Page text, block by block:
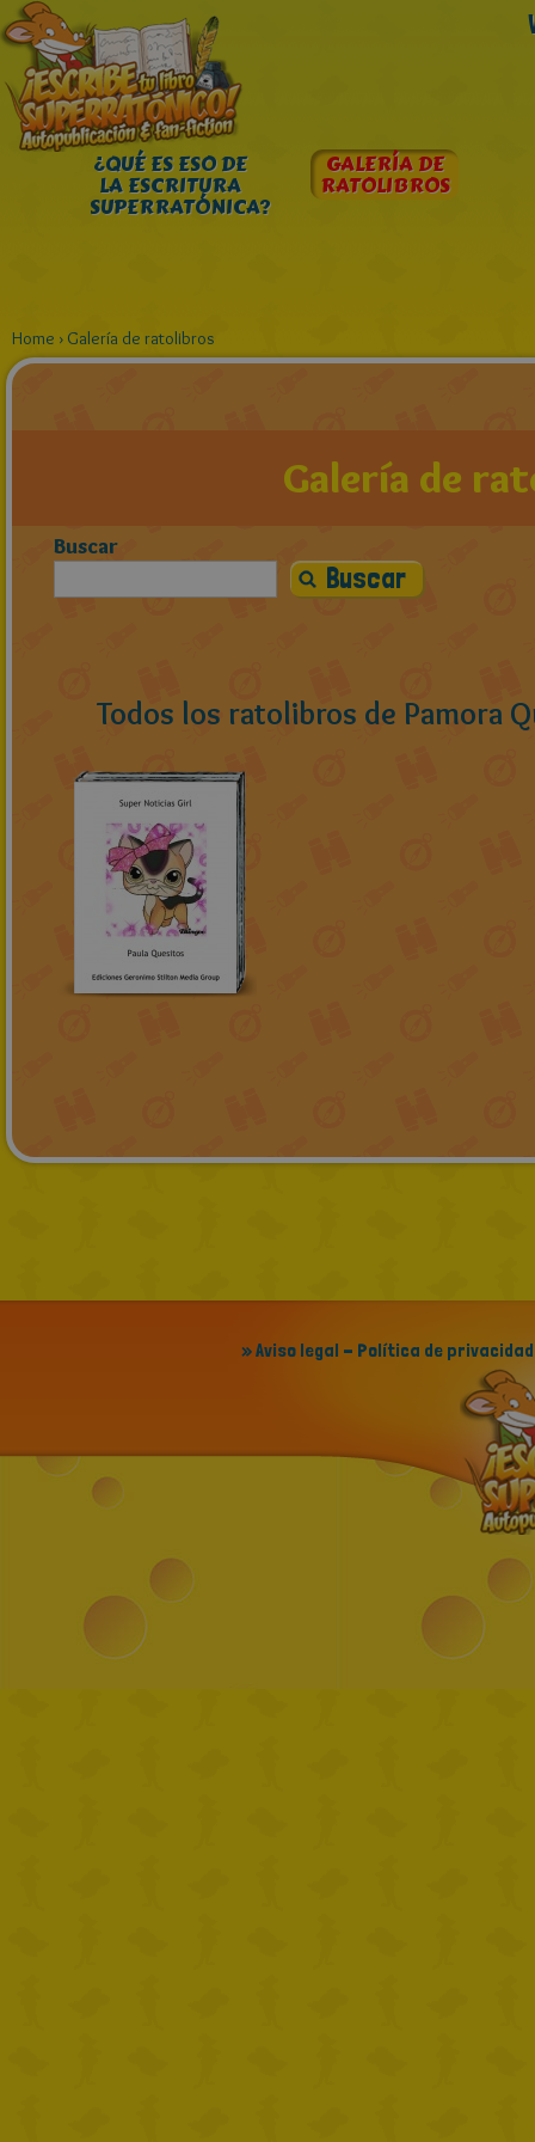
¿QUÉ ES ESO DE
LA ESCRITURA
SUPERRATÓNICA?
GALERÍA DE
RATOLIBROS
Home › Galería de ratolibros
Galería de
Buscar
Todos los ratolibros de Pamora
» Aviso legal - Política de privacidad